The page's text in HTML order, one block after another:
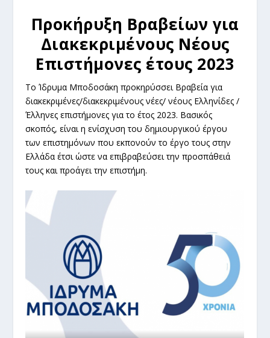
Προκήρυξη Βραβείων για
Διακεκριμένους Νέους
Επιστήμονες έτους 2023
Το Ίδρυμα Μποδοσάκη προκηρύσσει Βραβεία για
διακεκριμένες/διακεκριμένους νέες/ νέους Ελληνίδες /
Έλληνες επιστήμονες για το έτος 2023. Βασικός
σκοπός, είναι η ενίσχυση του δημιουργικού έργου
των επιστημόνων που εκπονούν το έργο τους στην
Ελλάδα έτσι ώστε να επιβραβεύσει την προσπάθειά
τους και προάγει την επιστήμη.